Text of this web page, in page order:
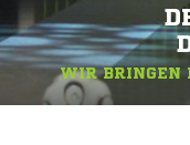
WIR BRINGEN